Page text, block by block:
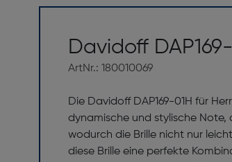
Davidoff
ArtNr.: 180010069
Die Davidoff DAP169-01H für
dynamische und stylische Note,
wodurch die Brille nicht nur
diese Brille eine perfekte